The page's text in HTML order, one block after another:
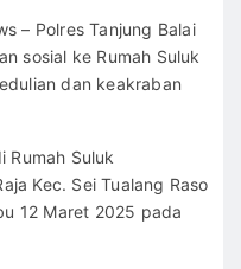
– Polres Tanjung Balai
sosial ke Rumah Suluk
dan keakraban
Rumah Suluk
Kec. Sei Tualang Raso
12 Maret 2025 pada